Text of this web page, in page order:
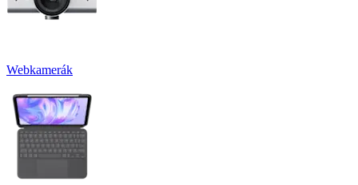
Webkamerák